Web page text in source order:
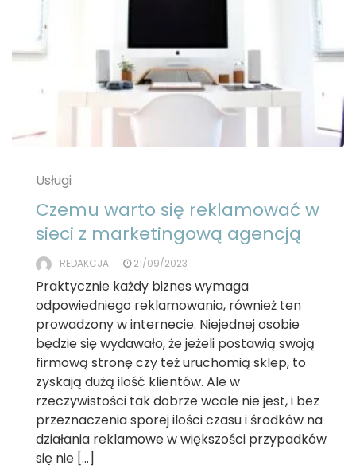
Usługi
Czemu warto się reklamować w
sieci z marketingową agencją
REDAKCJA 21/09/2023
Praktycznie każdy biznes wymaga
odpowiedniego reklamowania, również ten
prowadzony w internecie. Niejednej osobie
będzie się wydawało, że jeżeli postawią swoją
firmową stronę czy też uruchomią sklep, to
zyskają dużą ilość klientów. Ale w
rzeczywistości tak dobrze wcale nie jest, i bez
przeznaczenia sporej ilości czasu i środków na
działania reklamowe w większości przypadków
się nie […]